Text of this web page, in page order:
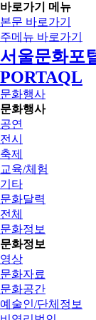
바로가기 메뉴
본문 바로가기
주메뉴 바로가기
서울문화포
PORTAQL
문화행사
문화행사
공연
전시
축제
교육/체험
기타
문화달력
전체
문화정보
문화정보
영상
문화자료
문화공간
예술인/단체정보